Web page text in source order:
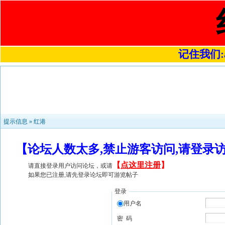
记住我们
提示信息 » 红港
【论坛人数太多,禁止游客访问,请登
请直接登录用户访问论坛，或请 【 点这里注册】
如果您已注册,请先登录论坛即可游览帖子
登录
用户名
密 码